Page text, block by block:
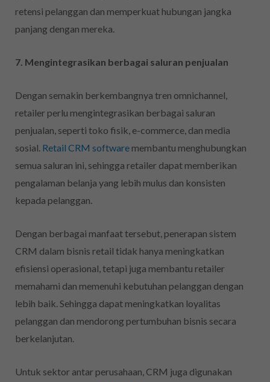
retensi pelanggan dan memperkuat hubungan jangka
panjang dengan mereka.
7. Mengintegrasikan berbagai saluran penjualan
Dengan semakin berkembangnya tren omnichannel,
retailer perlu mengintegrasikan berbagai saluran
penjualan, seperti toko fisik, e-commerce, dan media
sosial. Retail CRM software membantu menghubungkan
semua saluran ini, sehingga retailer dapat memberikan
pengalaman belanja yang lebih mulus dan konsisten
kepada pelanggan.
Dengan berbagai manfaat tersebut, penerapan sistem
CRM dalam bisnis retail tidak hanya meningkatkan
efisiensi operasional, tetapi juga membantu retailer
memahami dan memenuhi kebutuhan pelanggan dengan
lebih baik. Sehingga dapat meningkatkan loyalitas
pelanggan dan mendorong pertumbuhan bisnis secara
berkelanjutan.
Untuk sektor antar perusahaan, CRM juga digunakan